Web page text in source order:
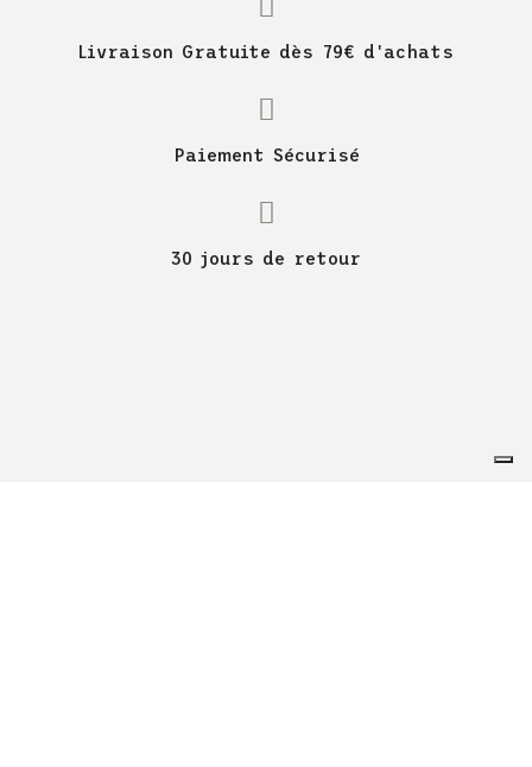
Livraison Gratuite dès 79€ d'achats
Paiement Sécurisé
30 jours de retour